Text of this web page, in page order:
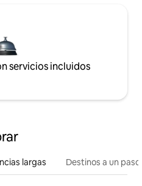
servicios incluidos
largas Destinos a un